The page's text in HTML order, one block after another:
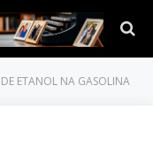
ETANOL NA GASOLINA